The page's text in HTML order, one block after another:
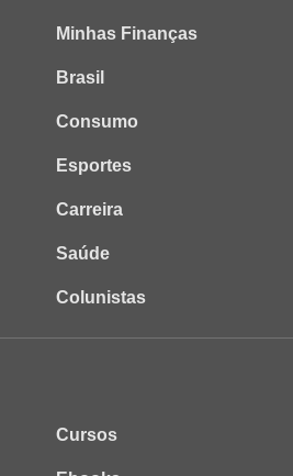
Minhas Finanças
Brasil
Consumo
Esportes
Carreira
Saúde
Colunistas
Cursos